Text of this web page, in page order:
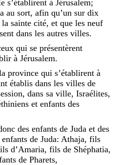
s’établirent à Jérusalem;
au sort, afin qu’un sur dix
la sainte cité, et que les neuf
dans les autres villes.
qui se présentèrent
à Jérusalem.
province qui s’établirent à
établis dans les villes de
, dans sa ville, Israélites,
et enfants des
des enfants de Juda et des
enfants de Juda: Athaja, fils
d’Amaria, fils de Shéphatia,
de Pharets,